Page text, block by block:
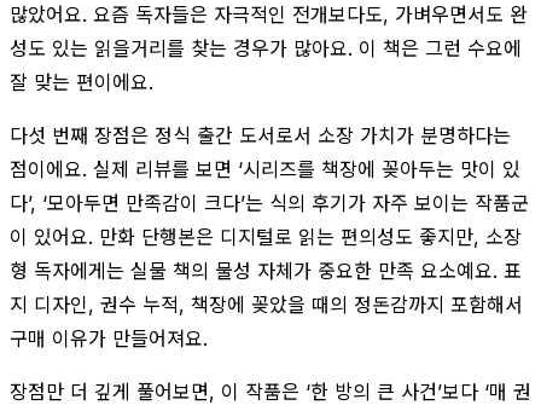
많았어요. 요즘 독자들은 자극적인 전개보다도, 가벼우면서도 완
성도 있는 읽을거리를 찾는 경우가 많아요. 이 책은 그런 수요에
잘 맞는 편이에요.
다섯 번째 장점은 정식 출간 도서로서 소장 가치가 분명하다는
점이에요. 실제 리뷰를 보면 ‘시리즈를 책장에 꽂아두는 맛이 있
다’, ‘모아두면 만족감이 크다’는 식의 후기가 자주 보이는 작품군
이 있어요. 만화 단행본은 디지털로 읽는 편의성도 좋지만, 소장
형 독자에게는 실물 책의 물성 자체가 중요한 만족 요소예요. 표
지 디자인, 권수 누적, 책장에 꽂았을 때의 정돈감까지 포함해서
구매 이유가 만들어져요.
장점만 더 깊게 풀어보면, 이 작품은 ‘한 방의 큰 사건’보다 ‘매 권